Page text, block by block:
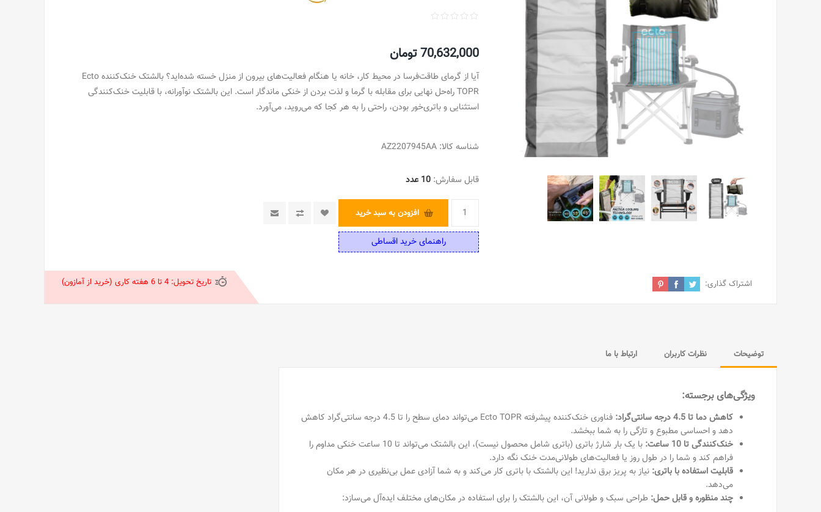
70,632,000 تومان
آیا از گرمای طاقت‌فرسا در محیط کار، خانه یا هنگام فعالیت‌های بیرون از منزل خسته شده‌اید؟ بالشتک خنک‌کننده Ecto
TOPR راه‌حل نهایی برای مقابله با گرما و لذت بردن از خنکی ماندگار است. این بالشتک نوآورانه، با قابلیت خنک‌کنندگی
استثنایی و باتری‌خور بودن، راحتی را به هر کجا که می‌روید، می‌آورد.
شناسه کالا: AZ2207945AA
قابل سفارش: 10 عدد
افزودن به سبد خرید
راهنمای خرید اقساطی
اشتراک گذاری: تاریخ تحویل: 4 تا 6 هفته کاری (خرید از آمازون)
توضیحات نظرات کاربران ارتباط با ما
ویژگی‌های برجسته:
کاهش دما تا 4.5 درجه سانتی‌گراد:
فناوری خنک‌کننده پیشرفته Ecto TOPR می‌تواند دمای سطح را تا 4.5 درجه سانتی‌گراد کاهش
دهد و احساسی مطبوع و تازگی را به شما ببخشد.
خنک‌کنندگی تا 10 ساعت:
با یک بار شارژ باتری (باتری شامل محصول نیست)، این بالشتک می‌تواند تا 10 ساعت خنکی مداوم را
فراهم کند و شما را در طول روز یا فعالیت‌های طولانی‌مدت خنک نگه دارد.
قابلیت استفاده با باتری: نیاز به پریز برق ندارید! این بالشتک با باتری کار می‌کند و به شما آزادی عمل بی‌نظیری در هر مکان
می‌دهد.
چند منظوره و قابل حمل: طراحی سبک و طولانی آن، این بالشتک را برای استفاده در مکان‌های مختلف ایده‌آل می‌سازد: